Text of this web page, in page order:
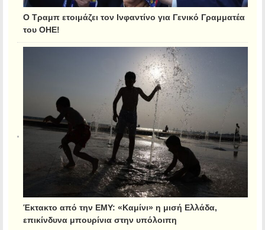
Ο Τραμπ ετοιμάζει τον Ινφαντίνο για Γενικό Γραμματέα
του ΟΗΕ!
Έκτακτο από την ΕΜΥ: «Καμίνι» η μισή Ελλάδα,
επικίνδυνα μπουρίνια στην υπόλοιπη